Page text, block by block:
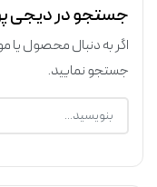
جستجو در دیجی
اگر به دنبال محصول یا
جستجو نمایید.